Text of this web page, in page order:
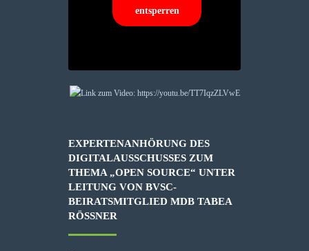
entsperren
EXPERTENANHÖRUNG DES
DIGITALAUSSCHUSSES ZUM
THEMA „OPEN SOURCE“ UNTER
LEITUNG VON BVSC-
BEIRATSMITGLIED MDB TABEA
RÖSSNER